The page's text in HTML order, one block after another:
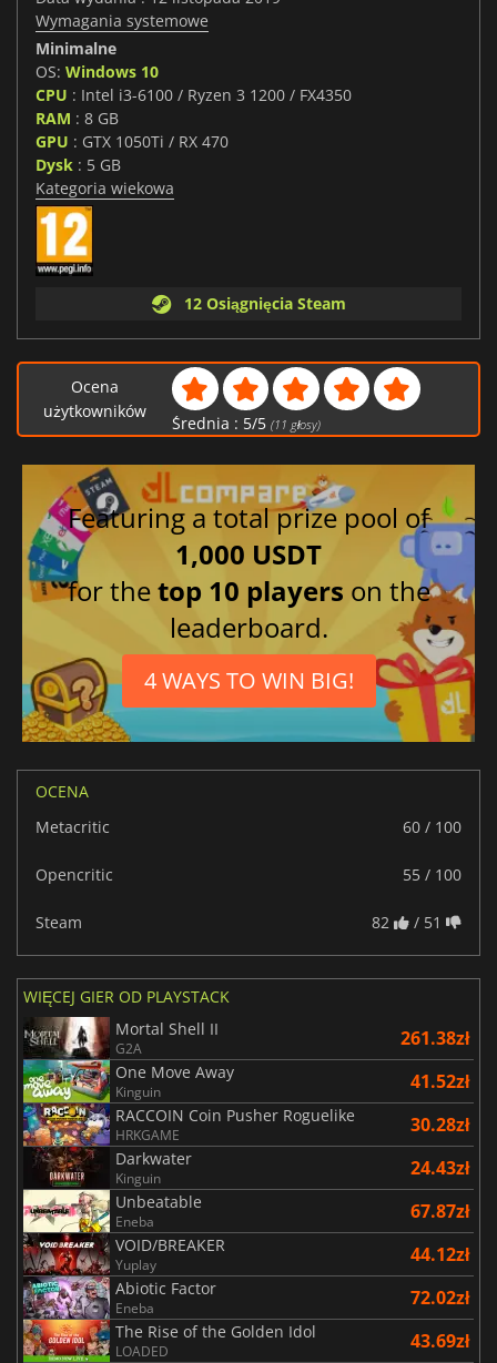
Wymagania systemowe
Minimalne
OS: Windows 10
CPU : Intel i3-6100 / Ryzen 3 1200 / FX4350
RAM : 8 GB
GPU : GTX 1050Ti / RX 470
Dysk : 5 GB
Kategoria wiekowa
12 Osiągnięcia Steam
Ocena
użytkowników
Średnia : 5/5 (11 głosy)
Featuring a total prize pool of
1,000 USDT
for thetop 10 players on the
leaderboard.
4 WAYS TO WIN BIG!
OCENA
Metacritic
60 / 100
Opencritic 55 / 100
Steam 82 / 51
WIĘCEJ GIER OD PLAYSTACK
Mortal Shell II
G2A 261.38zł
One Move Away
Kinguin 41.52zł
RACCOIN Coin Pusher Roguelike
HRKGAME 30.28zł
Darkwater
Kinguin 24.43zł
Unbeatable
Eneba 67.87zł
VOID/BREAKER
Yuplay 44.12zł
Abiotic Factor
Eneba 72.02zł
The Rise of the Golden Idol
LOADED 43.69zł